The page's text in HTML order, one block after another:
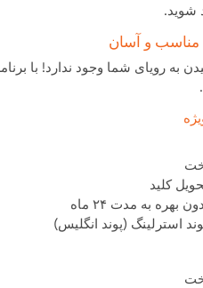
شوید.
مناسب و آسان
به رویای شما وجود ندارد! با